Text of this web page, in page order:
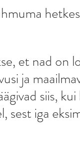
et nad on
ja
siis,
sest iga